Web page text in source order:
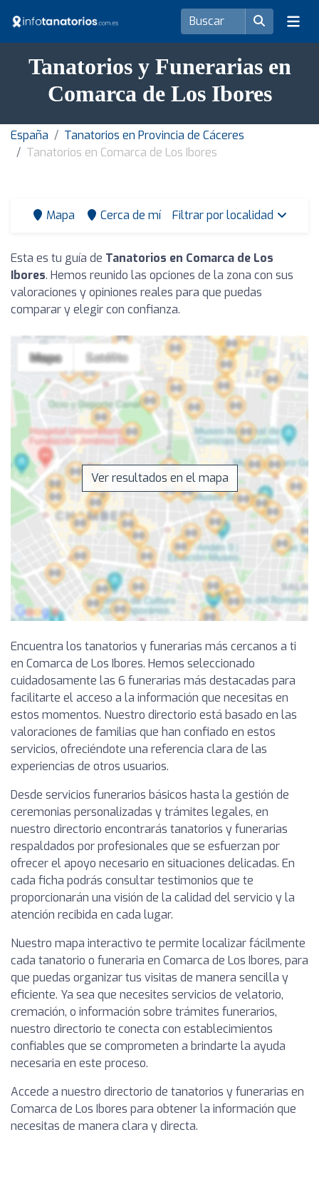
Tanatorios y Funerarias en
Comarca de Los Ibores
España
Tanatorios en Provincia de Cáceres
Tanatorios en Comarca de Los Ibores
Mapa Cerca de mí Filtrar por localidad
Esta es tu guía de Tanatorios en Comarca de Los
Ibores. Hemos reunido las opciones de la zona con sus
valoraciones y opiniones reales para que puedas
comparar y elegir con confianza.
Ver resultados en el mapa
Encuentra los tanatorios y funerarias más cercanos a ti
en Comarca de Los Ibores. Hemos seleccionado
cuidadosamente las 6 funerarias más destacadas para
facilitarte el acceso a la información que necesitas en
estos momentos. Nuestro directorio está basado en las
valoraciones de familias que han confiado en estos
servicios, ofreciéndote una referencia clara de las
experiencias de otros usuarios.
Desde servicios funerarios básicos hasta la gestión de
ceremonias personalizadas y trámites legales, en
nuestro directorio encontrarás tanatorios y funerarias
respaldados por profesionales que se esfuerzan por
ofrecer el apoyo necesario en situaciones delicadas. En
cada ficha podrás consultar testimonios que te
proporcionarán una visión de la calidad del servicio y la
atención recibida en cada lugar.
Nuestro mapa interactivo te permite localizar fácilmente
cada tanatorio o funeraria en Comarca de Los Ibores, para
que puedas organizar tus visitas de manera sencilla y
eficiente. Ya sea que necesites servicios de velatorio,
cremación, o información sobre trámites funerarios,
nuestro directorio te conecta con establecimientos
confiables que se comprometen a brindarte la ayuda
necesaria en este proceso.
Accede a nuestro directorio de tanatorios y funerarias en
Comarca de Los Ibores para obtener la información que
necesitas de manera clara y directa.